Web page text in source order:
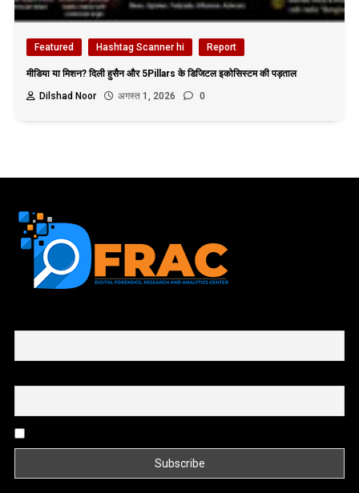
Featured Hashtag Scanner hi Report
मीडिया या मिशन? दिली हुसैन और 5Pillars के डिजिटल इकोसिस्टम की पड़ताल
Dilshad Noor
अगस्त 1, 2026 0